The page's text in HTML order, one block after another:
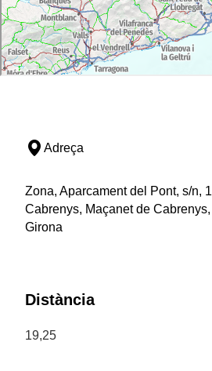
Adreça
Zona, Aparcament del Pont, s/n,
Cabrenys, Maçanet de
Girona
Distància
19,25